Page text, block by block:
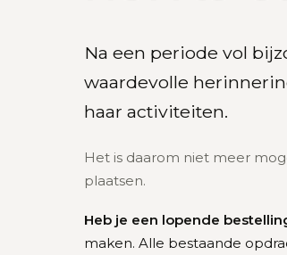
Na een periode vol
waardevolle
haar activiteiten.
Het is daarom niet meer
plaatsen.
Heb je een lopende
maken. Alle bestaande